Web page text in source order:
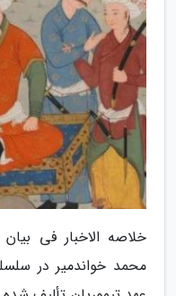
خلاصه الاخبار فی
محمد خواندمیر در